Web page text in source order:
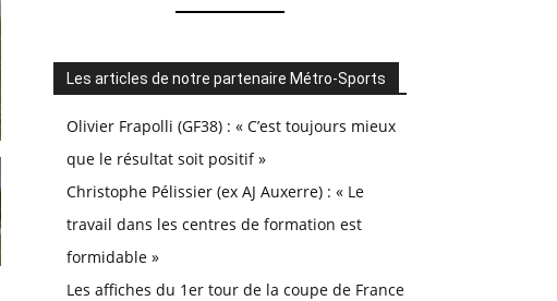
Les articles de notre partenaire Métro-Sports
Olivier Frapolli (GF38) : « C’est toujours mieux
que le résultat soit positif »
Christophe Pélissier (ex AJ Auxerre) : « Le
travail dans les centres de formation est
formidable »
Les affiches du 1er tour de la coupe de France